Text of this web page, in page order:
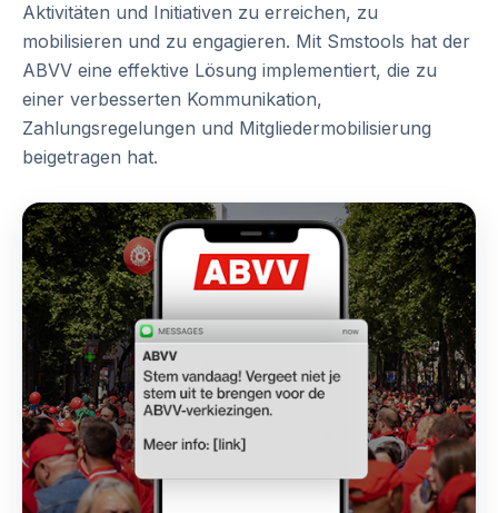
Aktivitäten und Initiativen zu erreichen, zu
mobilisieren und zu engagieren. Mit Smstools hat der
ABVV eine effektive Lösung implementiert, die zu
einer verbesserten Kommunikation,
Zahlungsregelungen und Mitgliedermobilisierung
beigetragen hat.